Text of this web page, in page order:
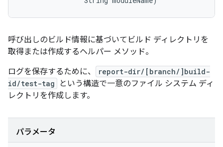
呼び出しのビルド情報に基づいてビルド ディレクトリを
取得または作成するヘルパー メソッド。
ログを保存するために、
report-dir/[branch/]build-
id/test-tag
という構造で一意のファイル システム ディ
レクトリを作成します。
パラメータ